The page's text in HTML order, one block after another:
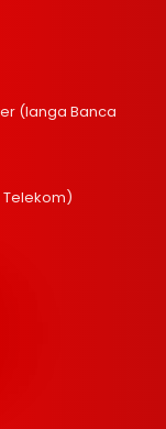
(langa Banca
Telekom)